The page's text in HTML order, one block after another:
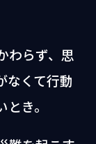
わらず、思
なくて行動
き。